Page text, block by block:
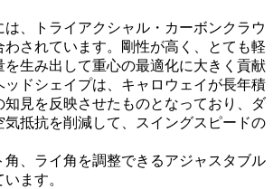
、トライアクシャル・カーボンクラウ
わされています。剛性が高く、とても軽
を生み出して重心の最適化に大きく貢献
ッドシェイプは、キャロウェイが長年積
知見を反映させたものとなっており、ダ
気抵抗を削減して、スイングスピードの
角、ライ角を調整できるアジャスタブル
ます。